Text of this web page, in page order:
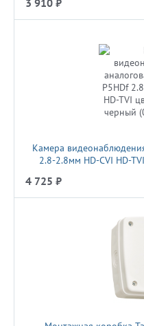
3 910 ₽
Камера
2.8-2.8мм HD-CVI HD-
4 725 ₽